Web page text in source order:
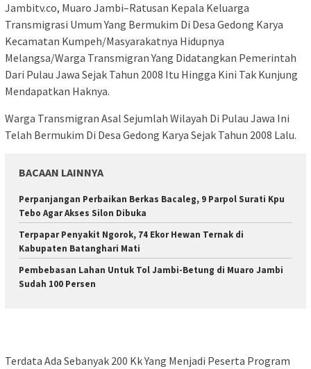
Jambitv.co, Muaro Jambi–Ratusan Kepala Keluarga
Transmigrasi Umum Yang Bermukim Di Desa Gedong Karya
Kecamatan Kumpeh/Masyarakatnya Hidupnya
Melangsa/Warga Transmigran Yang Didatangkan Pemerintah
Dari Pulau Jawa Sejak Tahun 2008 Itu Hingga Kini Tak Kunjung
Mendapatkan Haknya.
Warga Transmigran Asal Sejumlah Wilayah Di Pulau Jawa Ini
Telah Bermukim Di Desa Gedong Karya Sejak Tahun 2008 Lalu.
BACAAN LAINNYA
Perpanjangan Perbaikan Berkas Bacaleg, 9 Parpol Surati Kpu
Tebo Agar Akses Silon Dibuka
Terpapar Penyakit Ngorok, 74 Ekor Hewan Ternak di
Kabupaten Batanghari Mati
Pembebasan Lahan Untuk Tol Jambi-Betung di Muaro Jambi
Sudah 100 Persen
Terdata Ada Sebanyak 200 Kk Yang Menjadi Peserta Program